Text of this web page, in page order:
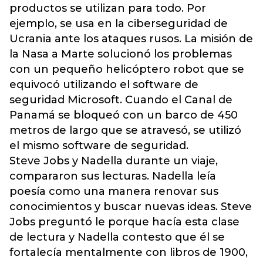
productos se utilizan para todo. Por
ejemplo, se usa en la ciberseguridad de
Ucrania ante los ataques rusos. La misión de
la Nasa a Marte solucionó los problemas
con un pequeño helicóptero robot que se
equivocó utilizando el software de
seguridad Microsoft. Cuando el Canal de
Panamá se bloqueó con un barco de 450
metros de largo que se atravesó, se utilizó
el mismo software de seguridad.
Steve Jobs y Nadella durante un viaje,
compararon sus lecturas. Nadella leía
poesía como una manera renovar sus
conocimientos y buscar nuevas ideas. Steve
Jobs preguntó le porque hacía esta clase
de lectura y Nadella contesto que él se
fortalecía mentalmente con libros de 1900,